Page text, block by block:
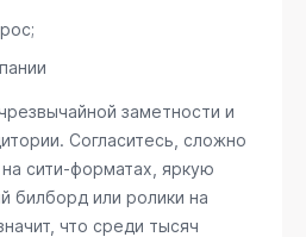
заметности и
Согласитесь, сложно
сити-форматах, яркую
билборд или ролики на
что среди тысяч